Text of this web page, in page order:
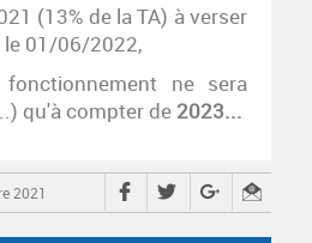
(13% de la TA) à verser
le 01/06/2022,
ne sera
qu'à compter de 2023...
2021